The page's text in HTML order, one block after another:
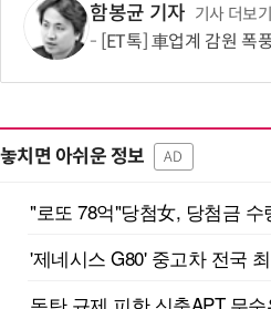
함봉균 기자 기사 더보기
[ET톡] 車업계 감원 폭
놓치면 아쉬운 정보 AD